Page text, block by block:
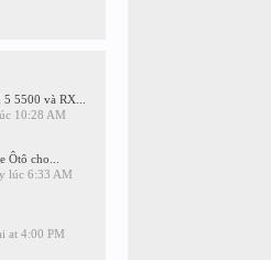
5500 và RX...
10:28 AM
Ôtô cho...
lúc 6:33 AM
at 4:00 PM